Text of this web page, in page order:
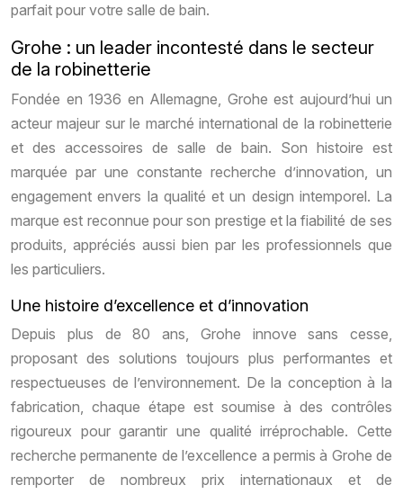
parfait pour votre salle de bain.
Grohe : un leader incontesté dans le secteur
de la robinetterie
Fondée en 1936 en Allemagne, Grohe est aujourd’hui un
acteur majeur sur le marché international de la robinetterie
et des accessoires de salle de bain. Son histoire est
marquée par une constante recherche d’innovation, un
engagement envers la qualité et un design intemporel. La
marque est reconnue pour son prestige et la fiabilité de ses
produits, appréciés aussi bien par les professionnels que
les particuliers.
Une histoire d’excellence et d’innovation
Depuis plus de 80 ans, Grohe innove sans cesse,
proposant des solutions toujours plus performantes et
respectueuses de l’environnement. De la conception à la
fabrication, chaque étape est soumise à des contrôles
rigoureux pour garantir une qualité irréprochable. Cette
recherche permanente de l’excellence a permis à Grohe de
remporter de nombreux prix internationaux et de